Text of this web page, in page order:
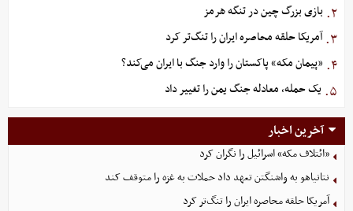
۲. بازی بزرگ چین در تنگه هرمز
۳. آمریکا حلقه محاصره ایران را تنگ‌تر کرد
۴. «پیمان مکه» پاکستان را وارد جنگ با ایران می‌کند؟
۵. یک حمله، معادله جنگ یمن را تغییر داد
آخرین اخبار
«ائتلاف مکه» اسرائیل را نگران کرد
نتانیاهو به واشنگتن تعهد داد حملات به غزه را متوقف کند
آمریکا حلقه محاصره ایران را تنگ‌تر کرد